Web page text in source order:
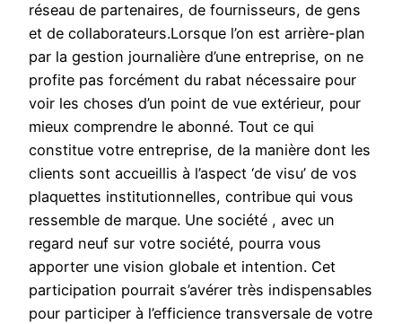
réseau de partenaires, de fournisseurs, de gens
et de collaborateurs.Lorsque l’on est arrière-plan
par la gestion journalière d’une entreprise, on ne
profite pas forcément du rabat nécessaire pour
voir les choses d’un point de vue extérieur, pour
mieux comprendre le abonné. Tout ce qui
constitue votre entreprise, de la manière dont les
clients sont accueillis à l’aspect ‘de visu’ de vos
plaquettes institutionnelles, contribue qui vous
ressemble de marque. Une société , avec un
regard neuf sur votre société, pourra vous
apporter une vision globale et intention. Cet
participation pourrait s’avérer très indispensables
pour participer à l’efficience transversale de votre